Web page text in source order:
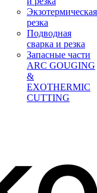
Экзотермическая
резка
Подводная
сварка и резка
Запасные части
ARC GOUGING
&
EXOTHERMIC
CUTTING